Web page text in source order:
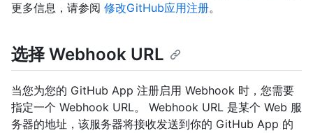
更多信息，请参阅 修改GitHub应用注册。
选择 Webhook URL
当您为您的 GitHub App 注册启用 Webhook 时，您需要
指定一个 Webhook URL。 Webhook URL 是某个 Web 服
务器的地址，该服务器将接收发送到你的 GitHub App 的